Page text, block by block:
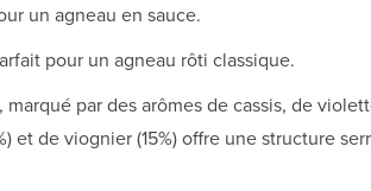
un agneau en sauce.
pour un agneau rôti classique.
marqué par des arômes de cassis, de
et de viognier (15%) offre une structure